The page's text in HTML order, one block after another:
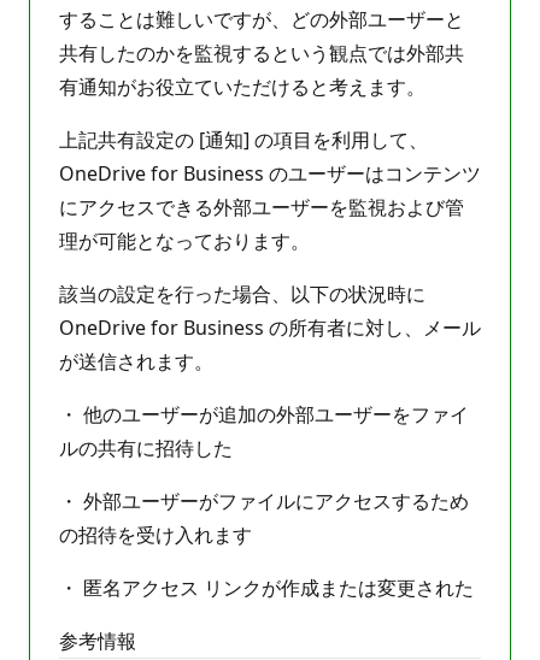
することは難しいですが、どの外部ユーザーと
共有したのかを監視するという観点では外部共
有通知がお役立ていただけると考えます。
上記共有設定の [通知] の項目を利用して、
OneDrive for Business のユーザーはコンテンツ
にアクセスできる外部ユーザーを監視および管
理が可能となっております。
該当の設定を行った場合、以下の状況時に
OneDrive for Business の所有者に対し、メール
が送信されます。
・ 他のユーザーが追加の外部ユーザーをファイ
ルの共有に招待した
・ 外部ユーザーがファイルにアクセスするため
の招待を受け入れます
・ 匿名アクセス リンクが作成または変更された
参考情報